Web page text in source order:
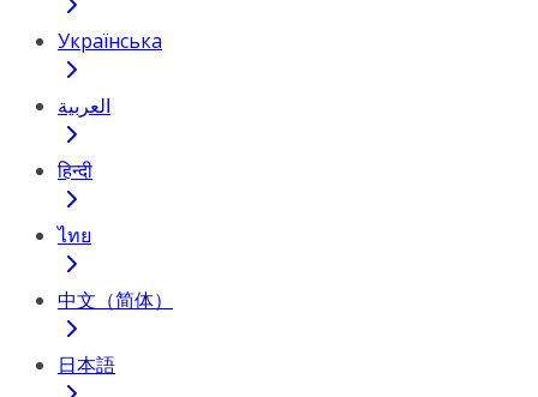
Українська
العربية
हिन्दी
ไทย
中文（简体）
日本語